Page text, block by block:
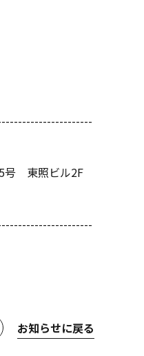
号 東照ビル2F
お知らせに戻る